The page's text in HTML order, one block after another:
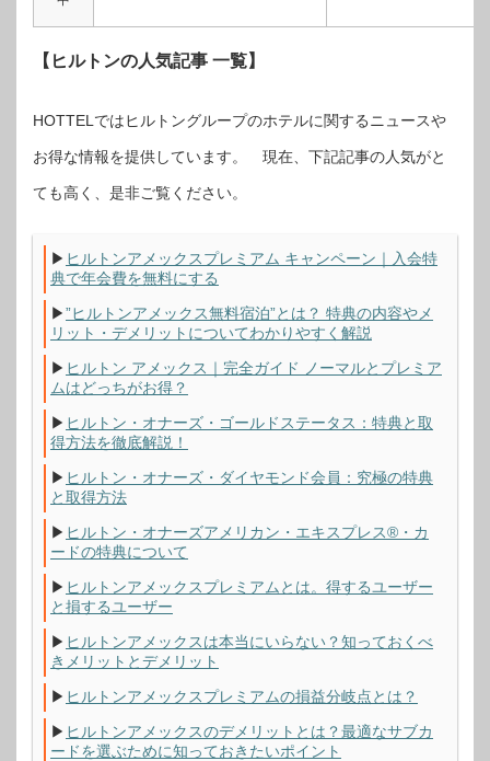
【ヒルトンの人気記事 一覧】
HOTTELではヒルトングループのホテルに関するニュースや
お得な情報を提供しています。 現在、下記記事の人気がと
ても高く、是非ご覧ください。
▶ ヒルトンアメックスプレミアム キャンペーン｜入会特
典で年会費を無料にする
▶”ヒルトンアメックス無料宿泊”とは？ 特典の内容やメ
リット・デメリットについてわかりやすく解説
▶ ヒルトン アメックス｜完全ガイド ノーマルとプレミア
ムはどっちがお得？
▶ ヒルトン・オナーズ・ゴールドステータス：特典と取
得方法を徹底解説！
▶ ヒルトン・オナーズ・ダイヤモンド会員：究極の特典
と取得方法
▶ ヒルトン・オナーズアメリカン・エキスプレス®・カ
ードの特典について
▶ ヒルトンアメックスプレミアムとは。得するユーザー
と損するユーザー
▶ ヒルトンアメックスは本当にいらない？知っておくべ
きメリットとデメリット
▶ ヒルトンアメックスプレミアムの損益分岐点とは？
▶ ヒルトンアメックスのデメリットとは？最適なサブカ
ードを選ぶために知っておきたいポイント